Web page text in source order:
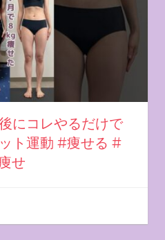
にコレやるだけで
ト運動 #痩せる #
せ